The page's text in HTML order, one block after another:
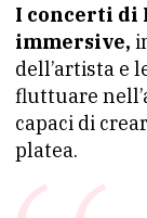
I concerti di
immersive,
dell’artista e
fluttuare
capaci di
platea.